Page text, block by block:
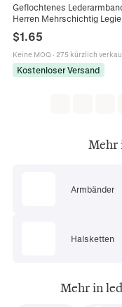
Geflochtenes
Herren Mehrschichtig
Magnetverschluss Vintage
Kreuzmuster
Armband
$1.65
Keine MOQ · 275 kürzlich
Kostenloser Versand
Mehr
Armbänder
Halsketten
Mehr in